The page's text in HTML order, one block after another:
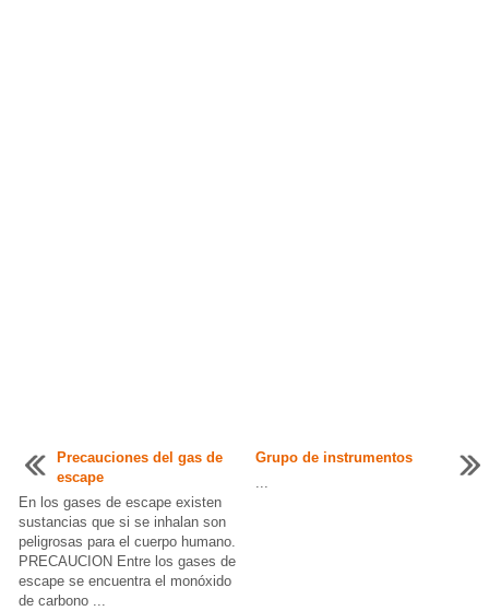
Precauciones del gas de
escape
En los gases de escape existen
sustancias que si se inhalan son
peligrosas para el cuerpo humano.
PRECAUCION Entre los gases de
escape se encuentra el monóxido
de carbono ...
Grupo de instrumentos
...